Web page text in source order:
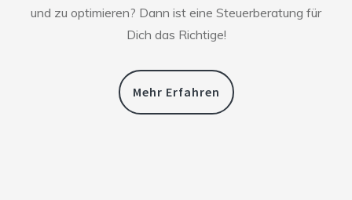
und zu optimieren? Dann ist eine Steuerberatung für
Dich das Richtige!
Mehr Erfahren